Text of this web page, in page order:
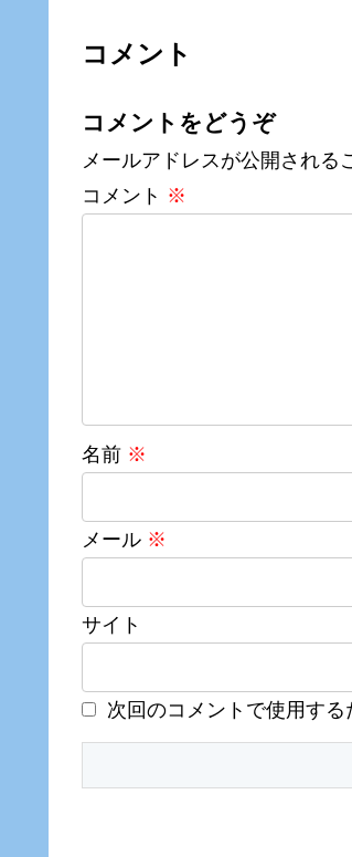
コメント
コメントをどうぞ
メールアドレスが公開される
コメント ※
名前 ※
メール ※
サイト
次回のコメントで使用す